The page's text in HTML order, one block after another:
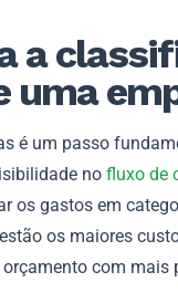
a
uma
é um passo
no fluxo de
os gastos em
os maiores
com mais